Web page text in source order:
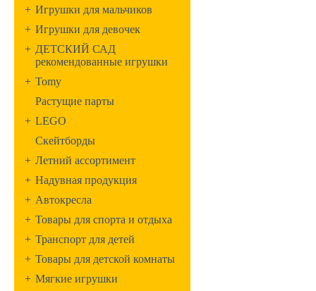
+ Игрушки для мальчиков
+ Игрушки для девочек
+ ДЕТСКИЙ САД
рекомендованные игрушки
+ Tomy
Растущие парты
+ LEGO
Скейтборды
+ Летний ассортимент
+ Надувная продукция
+ Автокресла
+ Товары для спорта и отдыха
+ Транспорт для детей
+ Товары для детской комнаты
+ Мягкие игрушки